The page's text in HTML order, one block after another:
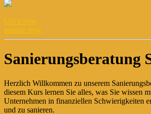
Get it now
Inquire now
Sanierungsberatung
Herzlich Willkommen zu unserem
diesem Kurs lernen Sie alles, was Sie wissen
Unternehmen in finanziellen Schwierigkeiten
und zu sanieren.